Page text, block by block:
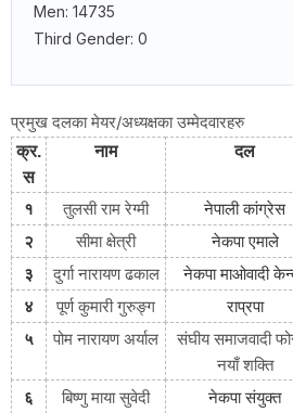
Men: 14735
Third Gender: 0
प्रमुख दलका मेयर/अध्यक्षका उम्मेदवारहरु
क्र.
स
नाम दल
१ तुलसी राम रेग्मी नेपाली कांग्रेस
२
सीमा क्षेत्री नेकपा एमाले
३
दुर्गा नारायण ढकाल नेकपा माओवादी
४
पूर्ण कुमारी गुरुङ्ग राप्रपा
५
पोम नारायण अर्याल
संघीय समाजवादी
नयाँ शक्ति
६ बिष्णु माया सुवेदी नेकपा संयुक्त